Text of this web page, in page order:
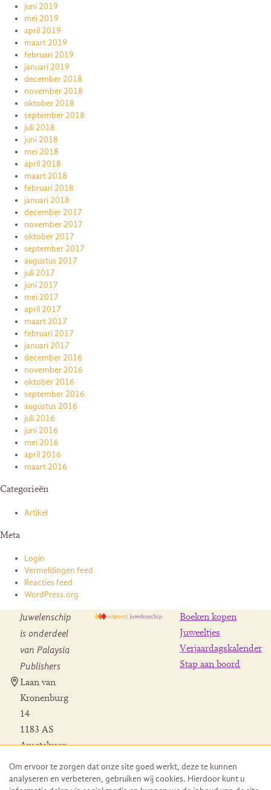
juni 2019
mei 2019
april 2019
maart 2019
februari 2019
januari 2019
december 2018
november 2018
oktober 2018
september 2018
juli 2018
juni 2018
mei 2018
april 2018
maart 2018
februari 2018
januari 2018
december 2017
november 2017
oktober 2017
september 2017
augustus 2017
juli 2017
juni 2017
mei 2017
april 2017
maart 2017
februari 2017
januari 2017
december 2016
november 2016
oktober 2016
september 2016
augustus 2016
juli 2016
juni 2016
mei 2016
april 2016
maart 2016
Categorieën
Artikel
Meta
Login
Vermeldingen feed
Reacties feed
WordPress.org
Juwelenschip
is onderdeel
van Palaysia
Publishers
Laan van
Kronenburg
14
1183 AS
Amstelveen
Herroeping
bestelling
Boeken kopen
Juweeltjes
Verjaardagskalender
Stap aan boord
Om ervoor te zorgen dat onze site goed werkt, deze te kunnen
analyseren en verbeteren, gebruiken wij cookies. Hierdoor kunt u